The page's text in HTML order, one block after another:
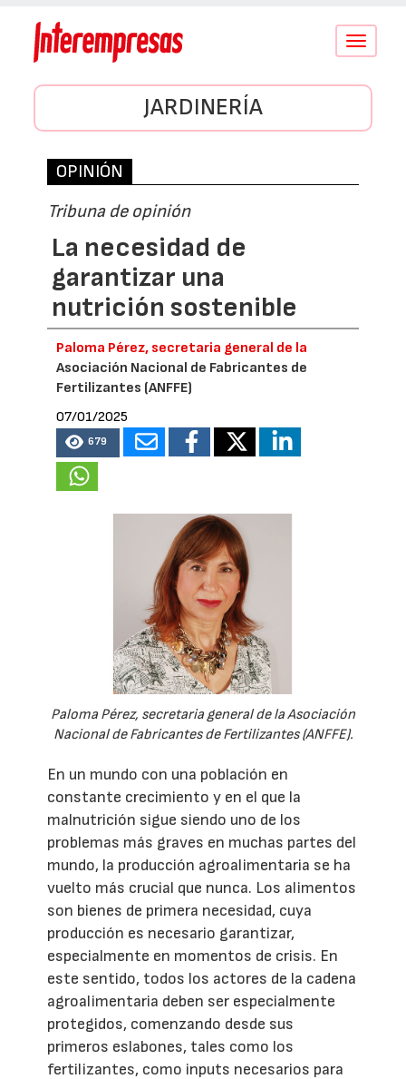
Conmutar
JARDINERÍA
OPINIÓN
Tribuna de opinión
La necesidad de
garantizar una
nutrición sostenible
Paloma Pérez, secretaria general de la
Asociación Nacional de Fabricantes de
Fertilizantes (ANFFE)
07/01/2025
679
Paloma Pérez, secretaria general de la Asociación
Nacional de Fabricantes de Fertilizantes (ANFFE).
En un mundo con una población en
constante crecimiento y en el que la
malnutrición sigue siendo uno de los
problemas más graves en muchas partes del
mundo, la producción agroalimentaria se ha
vuelto más crucial que nunca. Los alimentos
son bienes de primera necesidad, cuya
producción es necesario garantizar,
especialmente en momentos de crisis. En
este sentido, todos los actores de la cadena
agroalimentaria deben ser especialmente
protegidos, comenzando desde sus
primeros eslabones, tales como los
fertilizantes, como inputs necesarios para